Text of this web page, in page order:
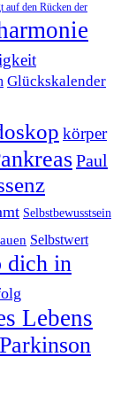
auf den Rücken der
Glückskalender
körper
Paul
Selbstbewusstsein
Selbstwert
dich in
Lebens